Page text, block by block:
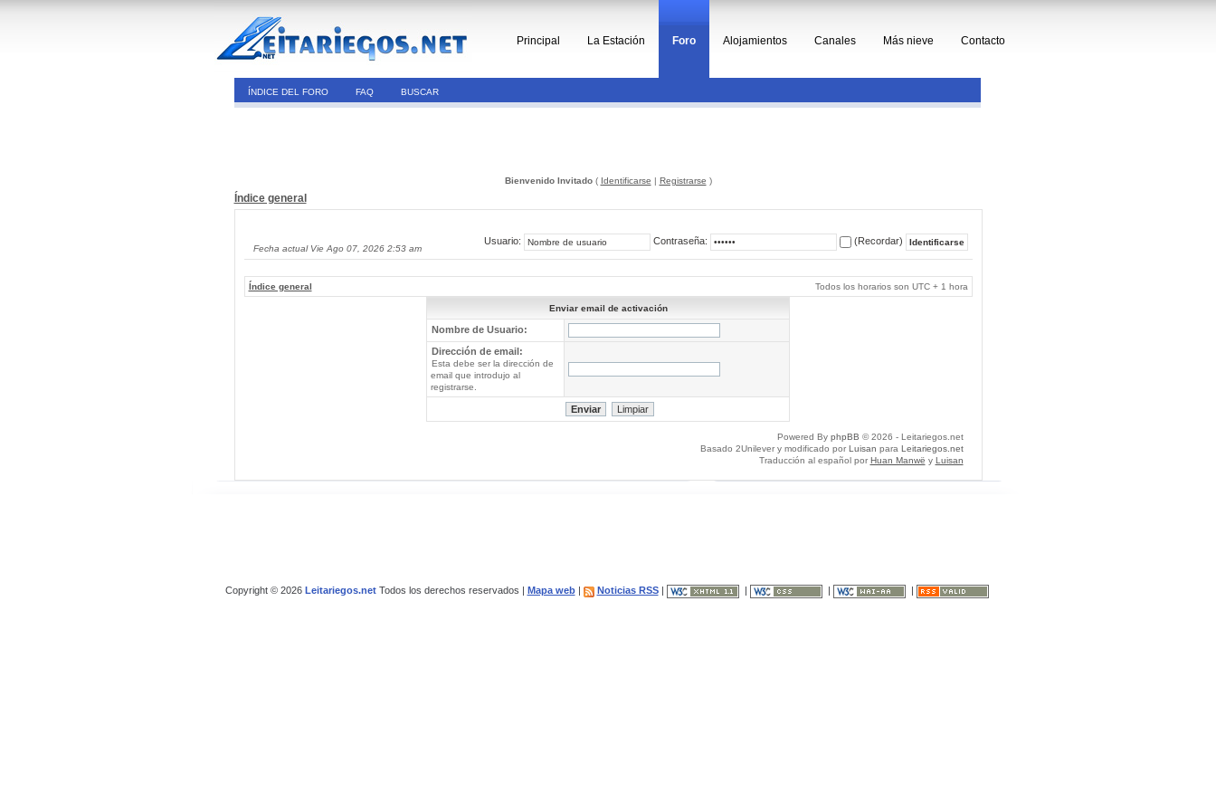
Principal La Estación Foro Alojamientos Canales Más nieve Contacto
ÍNDICE DEL FORO FAQ BUSCAR
Bienvenido Invitado( Identificarse | Registrarse )
Índice general
Fecha actual Vie Ago 07, 2026 2:53 am
Usuario: Contraseña: (Recordar)
Índice general Todos los horarios son UTC + 1 hora
Enviar email de activación
Nombre de Usuario:
Dirección de email:
Esta debe ser la dirección de
email que introdujo al
registrarse.
Powered By phpBB © 2026 - Leitariegos.net
Basado 2Unilever y modificado por Luisan para Leitariegos.net
Traducción al español por Huan Manwë y Luisan
Copyright © 2026 Leitariegos.netTodos los derechos reservados | Mapa web| Noticias RSS|